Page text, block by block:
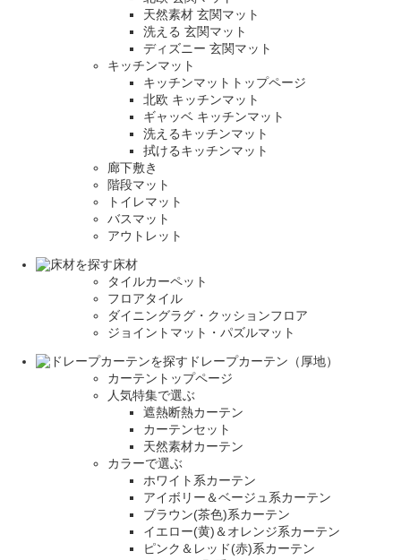
天然素材 玄関マット
洗える 玄関マット
ディズニー 玄関マット
キッチンマット
キッチンマットトップページ
北欧 キッチンマット
ギャッベ キッチンマット
洗えるキッチンマット
拭けるキッチンマット
廊下敷き
階段マット
トイレマット
バスマット
アウトレット
床材
タイルカーペット
フロアタイル
ダイニングラグ・クッションフロア
ジョイントマット・パズルマット
ドレープカーテン（厚地）
カーテントップページ
人気特集で選ぶ
遮熱断熱カーテン
カーテンセット
天然素材カーテン
カラーで選ぶ
ホワイト系カーテン
アイボリー＆ベージュ系カーテン
ブラウン(茶色)系カーテン
イエロー(黄)＆オレンジ系カーテン
ピンク＆レッド(赤)系カーテン